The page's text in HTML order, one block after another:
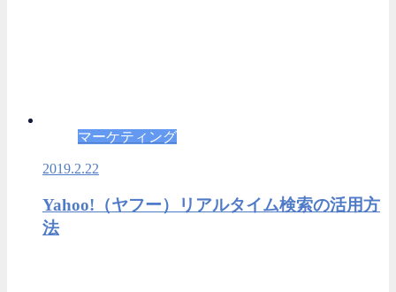
マーケティング
2019.2.22
Yahoo!（ヤフー）リアルタイム検索の活用方
法